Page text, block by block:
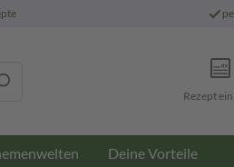
Rezept
Deine Vorteile